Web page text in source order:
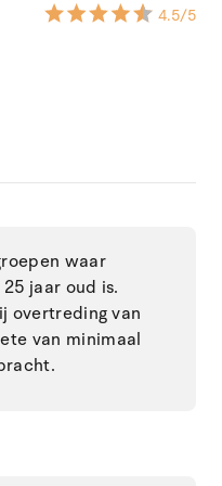
4.5/5
waar
jaar oud is.
overtreding van
van minimaal